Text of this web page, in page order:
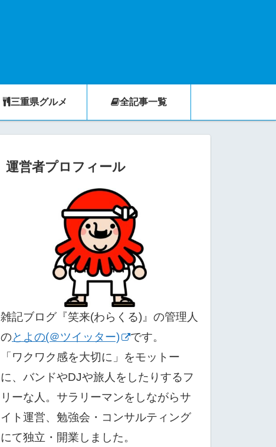
三重県グルメ 全記事一覧
運営者プロフィール
雑記ブログ『笑来(わらくる)』の管理人
のとよの(＠ツイッター)
です。
「ワクワク感を大切に」をモットー
に、バンドやDJや旅人をしたりするフ
リーな人。サラリーマンをしながらサ
イト運営、勉強会・コンサルティング
にて独立・開業しました。